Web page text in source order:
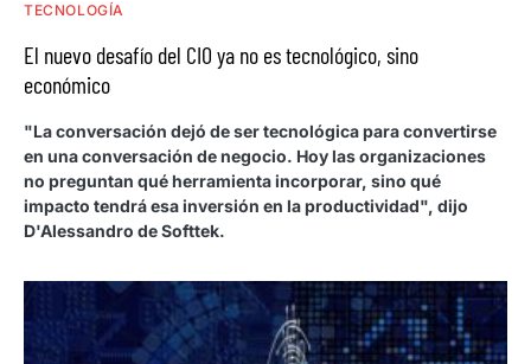
TECNOLOGÍA
El nuevo desafío del CIO ya no es tecnológico, sino
económico
"La conversación dejó de ser tecnológica para convertirse
en una conversación de negocio. Hoy las organizaciones
no preguntan qué herramienta incorporar, sino qué
impacto tendrá esa inversión en la productividad", dijo
D'Alessandro de Softtek.